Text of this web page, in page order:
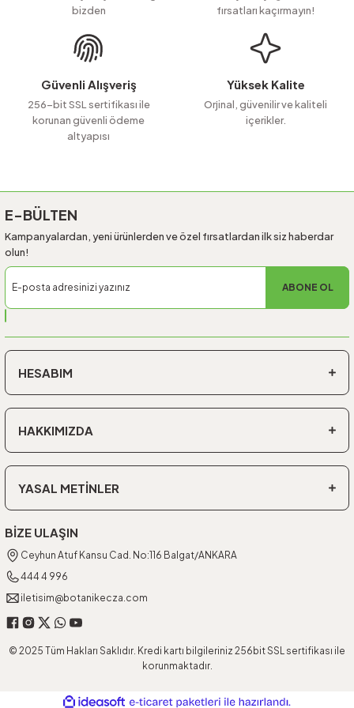
Ürün bilgilerinde hatalar bulunuyor.
Ürün fiyatı diğer sitelerden daha pahalı.
Bu ürüne benzer farklı alternatifler olmalı.
bizden
fırsatları kaçırmayın!
Güvenli Alışveriş
256-bit SSL sertifikası ile
korunan güvenli ödeme
altyapısı
Yüksek Kalite
Orjinal, güvenilir ve kaliteli
içerikler.
E-BÜLTEN
Kampanyalardan, yeni ürünlerden ve özel fırsatlardan ilk siz haberdar
olun!
ABONE OL
HESABIM
HAKKIMIZDA
YASAL METİNLER
BİZE ULAŞIN
Ceyhun Atuf Kansu Cad. No:116 Balgat/ANKARA
444 4 996
iletisim@botanikecza.com
© 2025 Tüm Hakları Saklıdır. Kredi kartı bilgileriniz 256bit SSL sertifikası ile
korunmaktadır.
ideasoft e-